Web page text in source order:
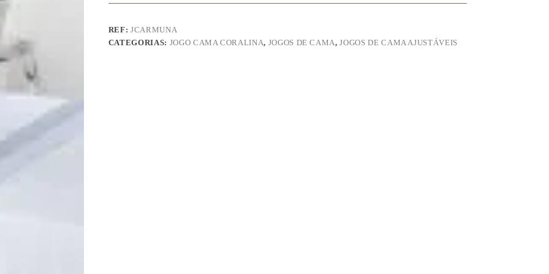
REF:JCARMUNA
CATEGORIAS: JOGO CAMA CORALINA, JOGOS DE CAMA,JOGOS DE CAMA AJUSTÁVEIS